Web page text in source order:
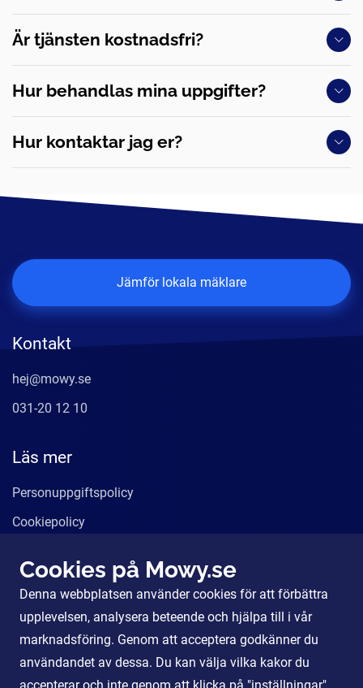
Är tjänsten kostnadsfri?
Hur behandlas mina uppgifter?
Hur kontaktar jag er?
Kontakt
hej@mowy.se
031-20 12 10
Läs mer
Personuppgiftspolicy
Cookiepolicy
Våra tjänster
För Partners
Jämför lokala mäklare
Cookies på Mowy.se
Denna webbplatsen använder cookies för att förbättra
upplevelsen, analysera beteende och hjälpa till i vår
marknadsföring. Genom att acceptera godkänner du
användandet av dessa. Du kan välja vilka kakor du